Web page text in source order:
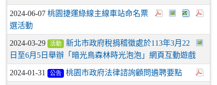
2024-06-07 桃園捷運綠線主線車站命名票
選活動
2024-03-29 活動
新北市政府稅捐稽徵處於113年3月22
日至6月5日舉辦「暗光鳥森林時光泡泡」網頁互動遊戲
2024-01-31 公告 桃園市政府法律諮詢顧問遴聘要點